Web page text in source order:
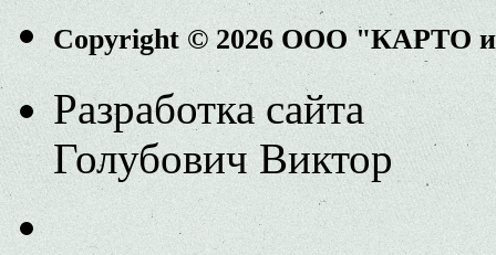
Copyright © 2026 ООО "КАРТО
Разработка сайта
Голубович Виктор